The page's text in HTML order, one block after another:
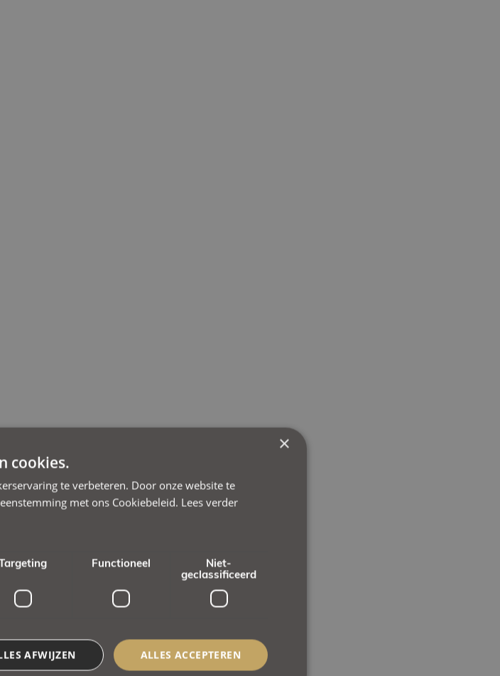
×
cookies.
te verbeteren. Door onze website te
met ons Cookiebeleid. Lees verder
Functioneel
Niet-
geclassificeerd
ALLES ACCEPTEREN
AFWIJZEN